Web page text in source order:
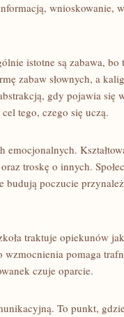
wnioskowanie,
istotne są zabawa,
zabaw słownych, a
gdy pojawia się
tego, czego się uczą.
emocjonalnych.
troskę o innych.
budują poczucie
traktuje opiekunów
pomaga
czuje oparcie.
To punkt,